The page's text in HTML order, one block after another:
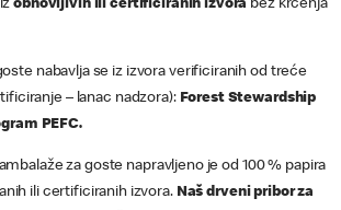
izobnovljivih ili certificiranih izvora bez krčenja
nabavlja se iz izvora verificiranih od treće
– lanac nadzora): Forest Stewardship
PEFC.
za goste napravljeno je od 100 % papira
ili certificiranih izvora.Naš drveni pribor za